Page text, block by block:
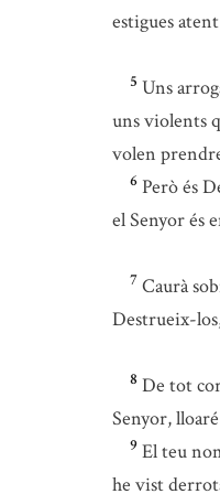
estigues
5 Uns
uns violents
volen
6 Però és
el Senyor és
7 Caurà
Destrueix-
8 De tot
Senyor,
9 El teu
he vist